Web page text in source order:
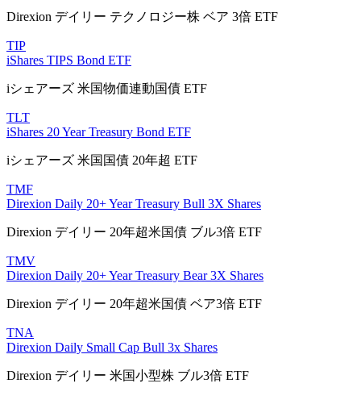
Direxion デイリー テクノロジー株 ベア 3倍 ETF
TIP
iShares TIPS Bond ETF
iシェアーズ 米国物価連動国債 ETF
TLT
iShares 20 Year Treasury Bond ETF
iシェアーズ 米国国債 20年超 ETF
TMF
Direxion Daily 20+ Year Treasury Bull 3X Shares
Direxion デイリー 20年超米国債 ブル3倍 ETF
TMV
Direxion Daily 20+ Year Treasury Bear 3X Shares
Direxion デイリー 20年超米国債 ベア3倍 ETF
TNA
Direxion Daily Small Cap Bull 3x Shares
Direxion デイリー 米国小型株 ブル3倍 ETF